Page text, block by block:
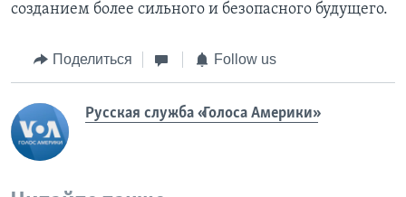
созданием более сильного и безопасного будущего.
Поделиться Follow us
Русская служба «Голоса Америки»